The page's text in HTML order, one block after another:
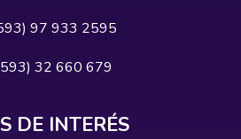
97 933 2595
32 660 679
DE INTERÉS